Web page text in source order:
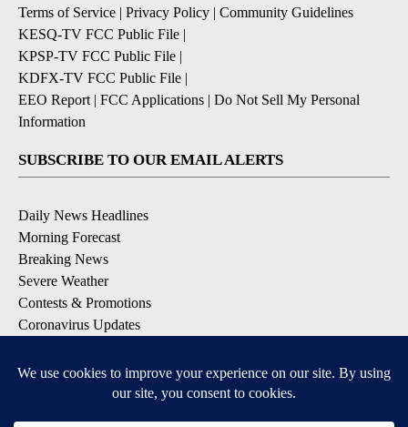
Terms of Service | Privacy Policy | Community Guidelines
KESQ-TV FCC Public File |
KPSP-TV FCC Public File |
KDFX-TV FCC Public File |
EEO Report | FCC Applications | Do Not Sell My Personal
Information
SUBSCRIBE TO OUR EMAIL ALERTS
Daily News Headlines
Morning Forecast
Breaking News
Severe Weather
Contests & Promotions
Coronavirus Updates
Available for iOS and Android